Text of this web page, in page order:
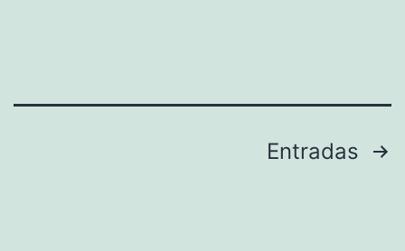
previa
Entradas